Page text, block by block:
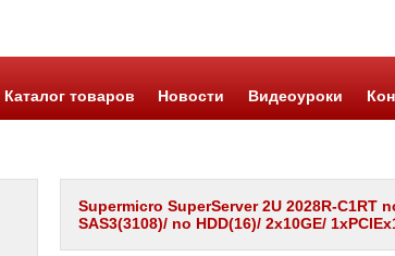
Каталог товаров Новости Видеоуроки
Supermicro SuperServer 2U 2028R-C1RT
SAS3(3108)/ no HDD(16)/ 2x10GE/